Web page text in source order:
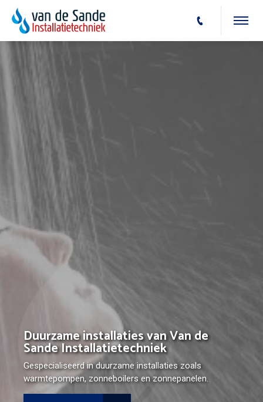
Duurzame installaties van Van de
Sande Installatietechniek
Gespecialiseerd in duurzame installaties zoals
warmtepompen, zonneboilers en zonnepanelen.